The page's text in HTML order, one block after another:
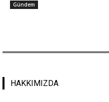
Gündem
HAKKIMIZDA